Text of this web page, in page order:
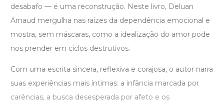
desabafo — é uma reconstrução. Neste livro, Deluan
Arnaud mergulha nas raízes da dependência emocional e
mostra, sem máscaras, como a idealização do amor pode
nos prender em ciclos destrutivos.
Com uma escrita sincera, reflexiva e corajosa, o autor narra
suas experiências mais íntimas: a infância marcada por
carências, a busca desesperada por afeto e os